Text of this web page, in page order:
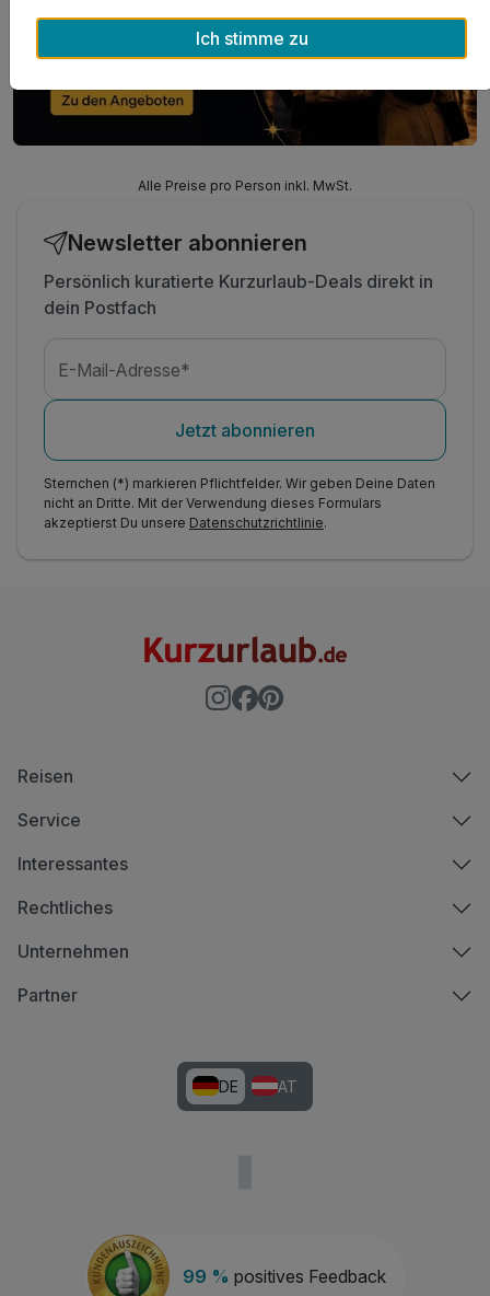
Alle Preise pro Person inkl. MwSt.
Newsletter abonnieren
Persönlich kuratierte Kurzurlaub-Deals direkt in
dein Postfach
E-Mail-Adresse*
Jetzt abonnieren
Sternchen (*) markieren Pflichtfelder. Wir geben Deine Daten
nicht an Dritte. Mit der Verwendung dieses Formulars
akzeptierst Du unsere Datenschutzrichtlinie.
99 % positives Feedback
Reisen
Service
Interessantes
Rechtliches
Unternehmen
Partner
DE AT
Ich stimme zu